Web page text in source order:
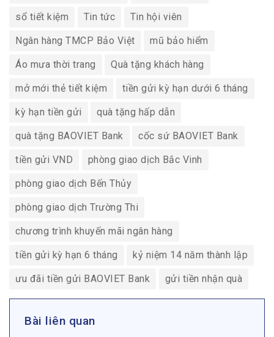
sổ tiết kiệm Tin tức Tin hội viên
Ngân hàng TMCP Bảo Việt mũ bảo hiểm
Áo mưa thời trang Quà tặng khách hàng
mở mới thẻ tiết kiệm tiền gửi kỳ hạn dưới 6 tháng
kỳ hạn tiền gửi quà tặng hấp dẫn
quà tặng BAOVIET Bank cốc sứ BAOVIET Bank
tiền gửi VND phòng giao dịch Bắc Vinh
phòng giao dịch Bến Thủy
phòng giao dịch Trường Thi
chương trình khuyến mãi ngân hàng
tiền gửi kỳ hạn 6 tháng kỷ niệm 14 năm thành lập
ưu đãi tiền gửi BAOVIET Bank gửi tiền nhận quà
Bài liên quan